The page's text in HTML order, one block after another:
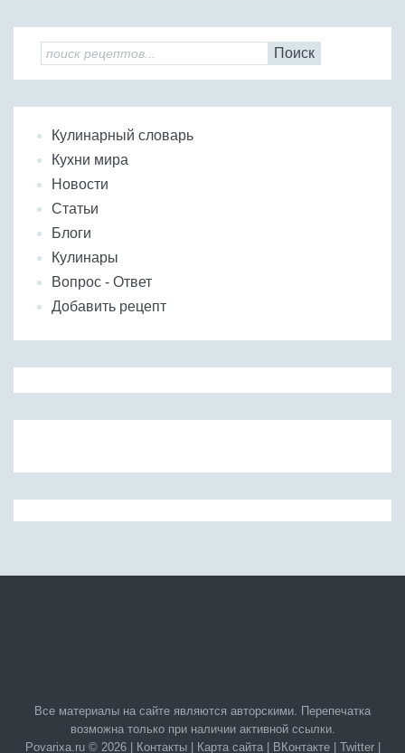
Поиск
Кулинарный словарь
Кухни мира
Новости
Статьи
Блоги
Кулинары
Вопрос - Ответ
Добавить рецепт
Все материалы на сайте являются авторскими. Перепечатка
возможна только при наличии активной ссылки.
Povarixa.ru © 2026 |
Контакты| Карта сайта| ВКонтакте| Twitter|